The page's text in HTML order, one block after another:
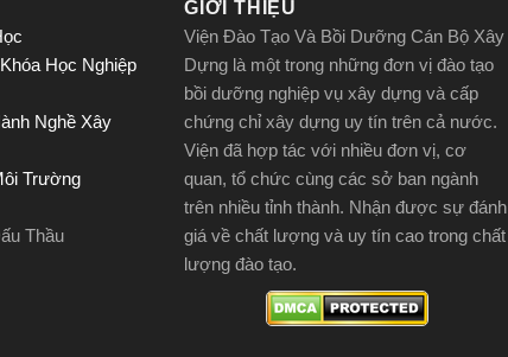
Học Nghiệp
Nghề Xây
Trường
Thầu
GIỚI THIỆU
Viện Đào Tạo Và Bồi Dưỡng Cán Bộ Xây
Dựng là một trong những đơn vị đào tạo
bồi dưỡng nghiệp vụ xây dựng và cấp
chứng chỉ xây dựng uy tín trên cả nước.
Viện đã hợp tác với nhiều đơn vị, cơ
quan, tổ chức cùng các sở ban ngành
trên nhiều tỉnh thành. Nhận được sự đánh
giá về chất lượng và uy tín cao trong chất
lượng đào tạo.